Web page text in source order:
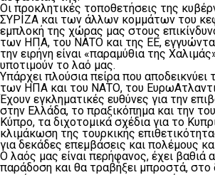
Οι προκλητικές τοποθετήσεις της
ΣΥΡΙΖΑ και των άλλων κομμάτων του
εμπλοκή της χώρας μας στους
των ΗΠΑ, του ΝΑΤΟ και της ΕΕ,
την ειρήνη είναι «παραμύθια της
υποτιμούν το λαό μας.
Υπάρχει πλούσια πείρα που
των ΗΠΑ και του ΝΑΤΟ, του
Έχουν εγκληματικές ευθύνες για την
στην Ελλάδα, το πραξικόπημα και την
Κύπρο, τα διχοτομικά σχέδια για το
κλιμάκωση της τουρκικής
για δεκάδες επεμβάσεις και πολέμους
Ο λαός μας είναι περήφανος, έχει βαθιά
παράδοση και θα τραβήξει μπροστά,